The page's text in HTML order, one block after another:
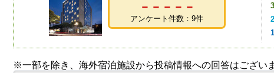
－－－－－
アンケート件数：9件
※一部を除き、海外宿泊施設から投稿情報への回答はござい